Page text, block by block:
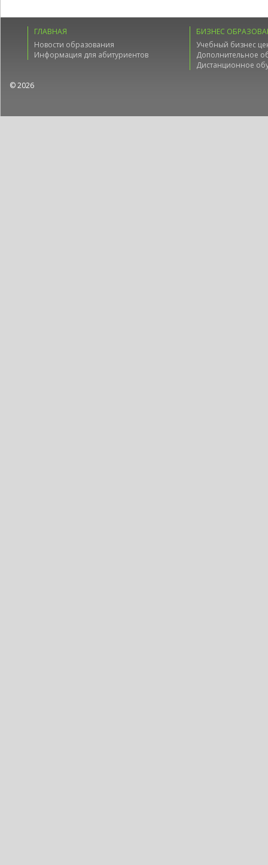
ГЛАВНАЯ
Новости образования
Информация для абитуриентов
БИЗНЕС
Учебный бизнес
Дополнительное
Дистанционное
© 2026